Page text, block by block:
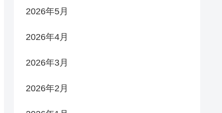
2026年5月
2026年4月
2026年3月
2026年2月